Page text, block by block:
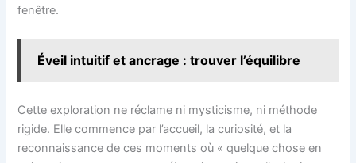
fenêtre.
Éveil intuitif et ancrage : trouver l’équilibre
Cette exploration ne réclame ni mysticisme, ni méthode
rigide. Elle commence par l’accueil, la curiosité, et la
reconnaissance de ces moments où « quelque chose en